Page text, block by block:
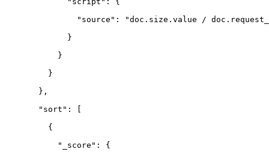
"source": "doc.size.value /
        }
      }
    }
  },
  "sort":
[
    {
      "_score": {